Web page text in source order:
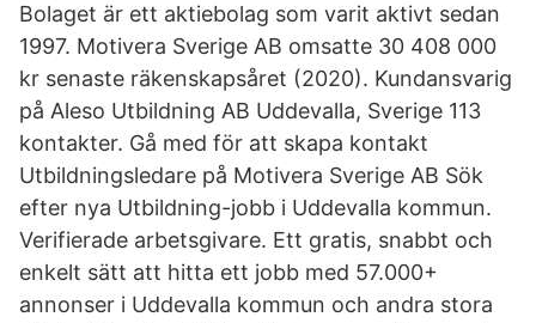
Bolaget är ett aktiebolag som varit aktivt sedan
1997. Motivera Sverige AB omsatte 30 408 000
kr senaste räkenskapsåret (2020). Kundansvarig
på Aleso Utbildning AB Uddevalla, Sverige 113
kontakter. Gå med för att skapa kontakt
Utbildningsledare på Motivera Sverige AB Sök
efter nya Utbildning-jobb i Uddevalla kommun.
Verifierade arbetsgivare. Ett gratis, snabbt och
enkelt sätt att hitta ett jobb med 57.000+
annonser i Uddevalla kommun och andra stora